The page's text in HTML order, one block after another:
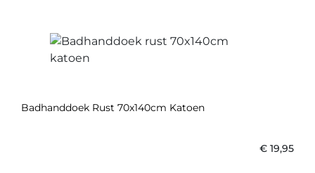
Badhanddoek Rust 70x140cm Katoen
€ 19,95